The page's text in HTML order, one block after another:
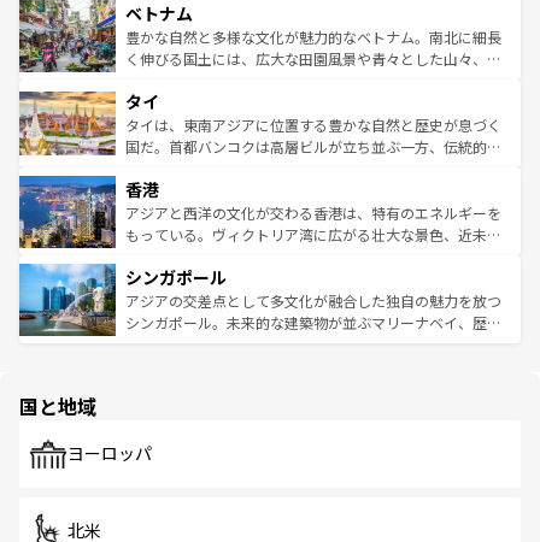
参照してほしい。
容にもいいと評判のスイーツなど、バラエティ豊かな料理
が味わえる。 なお、新着の台湾情報は コンテンツ一覧を参
照してほしい。
き、地方に足を延ばせば四季折々の自然美を楽しむことが
できる。そして、キムチや焼肉、絶品のストリートフード
まで、さまざまな韓国料理が待っている。夜には、韓国な
リティに包まれながら、韓国の多彩な魅力を心ゆくまで味
わってみてほしい。 なお、新着の韓国情報はコンテンツ一
覧を参照してほしい。
ベトナム
豊かな自然と多様な文化が魅力的なベトナム。南北に細長
く伸びる国土には、広大な田園風景や青々とした山々、世
急速な発展と共に伝統が息づく。ハノイの古い町並みやホ
ーチミン市のフランス統治時代の建物も、独特の雰囲気を
醸し出している。また、バラエティの豊かさとおいしさで
とつ。フォーやバインミー、ベトナムコーヒーなどは、ぜ
ひ現地で味わいたい。どの地域を訪れてもあたたかい人々
が旅行者を迎えてくれるので、きっと忘れられない旅にな
参照してほしい。
タイ
タイは、東南アジアに位置する豊かな自然と歴史が息づく
国だ。首都バンコクは高層ビルが立ち並ぶ一方、伝統的な
の活気が交差している。北部ではチェンマイなどの山岳地
帯で自然と触れ合い、南部ではプーケットやクラビの美し
いビーチでリゾート気分を楽しむことができる。タイ料理
激する。気候は一年中温暖で、どの季節にも異なる楽しみ
が待っている。親しみやすいタイの人々、仏教を中心とし
た文化、そして多様な観光資源が、訪れる旅人を魅了し続
香港
アジアと西洋の文化が交わる香港は、特有のエネルギーを
もっている。ヴィクトリア湾に広がる壮大な景色、近未来
み、どこを訪れても感動するはず。観光スポットが密集し
ており、効率よく見どころを回れるのも魅力。息をのむよ
うな絶景から文化的な体験まで、香港を存分に楽しみ尽く
シンガポール
アジアの交差点として多文化が融合した独自の魅力を放つ
シンガポール。未来的な建築物が並ぶマリーナベイ、歴史
で、ホーカーズは地元の風情を楽しめる外せないスポット
国と地域
ヨーロッパ
北米